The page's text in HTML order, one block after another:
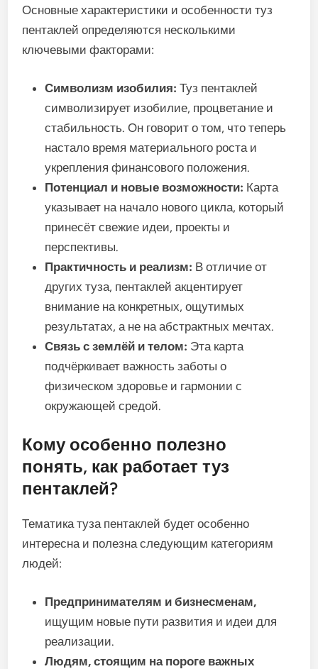
Основные характеристики и особенности туз
пентаклей определяются несколькими
ключевыми факторами:
Символизм изобилия: Туз пентаклей
символизирует изобилие, процветание и
стабильность. Он говорит о том, что теперь
настало время материального роста и
укрепления финансового положения.
Потенциал и новые возможности: Карта
указывает на начало нового цикла, который
принесёт свежие идеи, проекты и
перспективы.
Практичность и реализм: В отличие от
других туза, пентаклей акцентирует
внимание на конкретных, ощутимых
результатах, а не на абстрактных мечтах.
Связь с землёй и телом: Эта карта
подчёркивает важность заботы о
физическом здоровье и гармонии с
окружающей средой.
Кому особенно полезно
понять, как работает туз
пентаклей?
Тематика туза пентаклей будет особенно
интересна и полезна следующим категориям
людей:
Предпринимателям и бизнесменам,
ищущим новые пути развития и идеи для
реализации.
Людям, стоящим на пороге важных